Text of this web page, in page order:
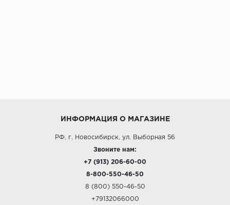
ИНФОРМАЦИЯ О МАГАЗИНЕ
РФ, г. Новосибирск, ул. Выборная 56
Звоните нам:
+7 (913) 206-60-00
8-800-550-46-50
8 (800) 550-46-50
+79132066000